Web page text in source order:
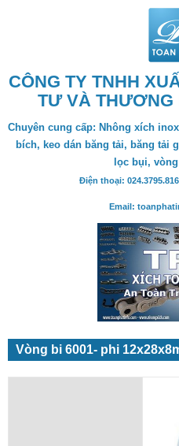
CÔNG TY TNHH
TƯ VÀ THƯƠNG
Chuyên cung cấp: Nhông xích
bích, keo dán băng tải, băng tải
lọc bụi,
Điện thoại:
Email:
Vòng bi 6001- phi